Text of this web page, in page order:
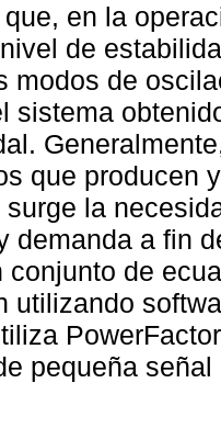
en la
de
modos de
sistema
que producen
surge la
demanda a fin
conjunto de
utilizando
pequeña